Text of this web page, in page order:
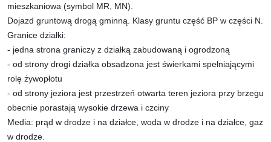
mieszkaniowa (symbol MR, MN).
Dojazd gruntową drogą gminną. Klasy gruntu część BP w części N.
Granice działki:
- jedna strona graniczy z działką zabudowaną i ogrodzoną
- od strony drogi działka obsadzona jest świerkami spełniającymi
rolę żywopłotu
- od strony jeziora jest przestrzeń otwarta teren jeziora przy brzegu
obecnie porastają wysokie drzewa i czciny
Media: prąd w drodze i na działce, woda w drodze i na działce, gaz
w drodze.